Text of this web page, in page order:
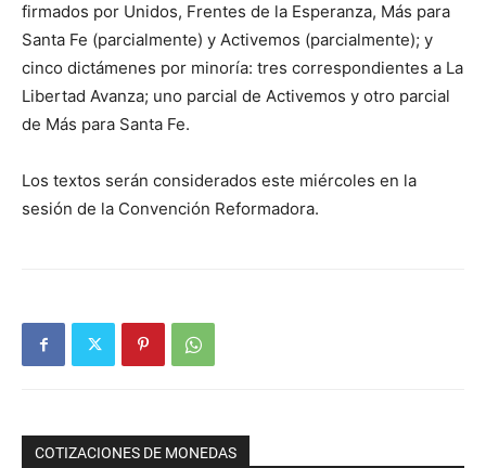
firmados por Unidos, Frentes de la Esperanza, Más para
Santa Fe (parcialmente) y Activemos (parcialmente); y
cinco dictámenes por minoría: tres correspondientes a La
Libertad Avanza; uno parcial de Activemos y otro parcial
de Más para Santa Fe.
Los textos serán considerados este miércoles en la
sesión de la Convención Reformadora.
COTIZACIONES DE MONEDAS